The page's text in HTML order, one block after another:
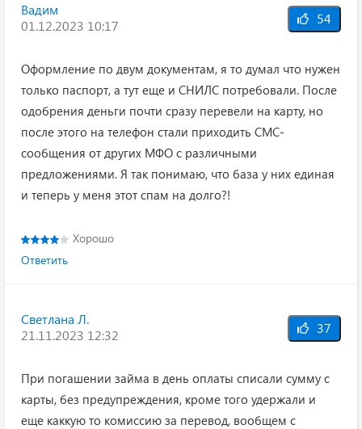
Вадим
01.12.2023 10:17
54
Оформление по двум документам, я то думал что нужен
только паспорт, а тут еще и СНИЛС потребовали. После
одобрения деньги почти сразу перевели на карту, но
после этого на телефон стали приходить СМС-
сообщения от других МФО с различными
предложениями. Я так понимаю, что база у них единая
и теперь у меня этот спам на долго?!
Хорошо
Ответить
Светлана Л.
21.11.2023 12:32
37
При погашении займа в день оплаты списали сумму с
карты, без предупреждения, кроме того удержали и
еще каккую то комиссию за перевод, вообщем с